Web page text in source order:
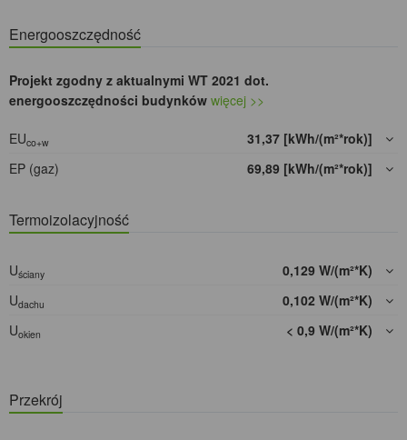
Energooszczędność
Projekt zgodny z aktualnymi WT 2021 dot.
energooszczędności budynków więcej >>
EUco+w
31,37 [kWh/(m²*rok)]
EP (gaz)
69,89 [kWh/(m²*rok)]
Termoizolacyjność
Uściany
0,129 W/(m²*K)
Udachu
0,102 W/(m²*K)
Uokien < 0,9 W/(m²*K)
Przekrój